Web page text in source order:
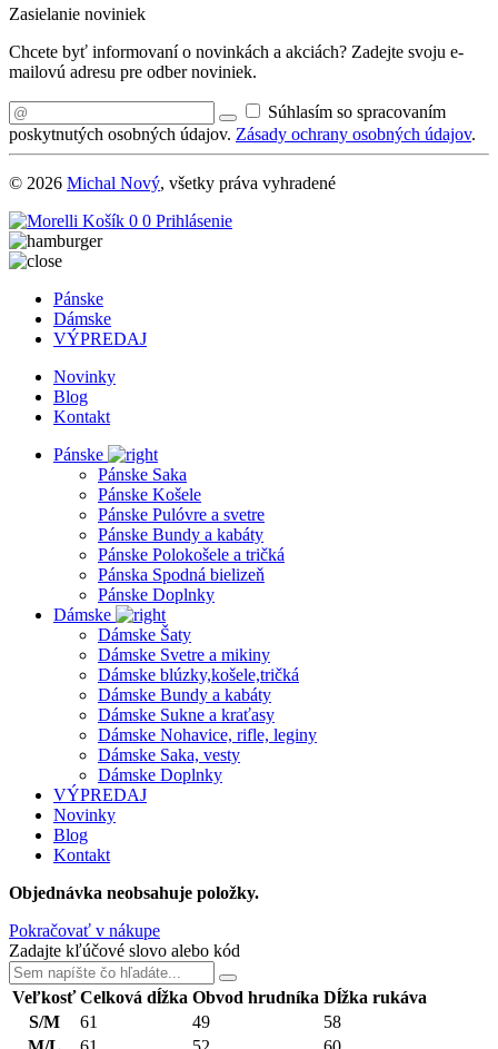
Zasielanie noviniek
Chcete byť informovaní o novinkách a akciách? Zadejte svoju e-
mailovú adresu pre odber noviniek.
Súhlasím so spracovaním
poskytnutých osobných údajov. Zásady ochrany osobných údajov.
© 2026 Michal Nový, všetky práva vyhradené
Košík 0 0 Prihlásenie
Pánske
Dámske
VÝPREDAJ
Novinky
Blog
Kontakt
Pánske
Pánske Saka
Pánske Košele
Pánske Pulóvre a svetre
Pánske Bundy a kabáty
Pánske Polokošele a tričká
Pánska Spodná bielizeň
Pánske Doplnky
Dámske
Dámske Šaty
Dámske Svetre a mikiny
Dámske blúzky,košele,tričká
Dámske Bundy a kabáty
Dámske Sukne a kraťasy
Dámske Nohavice, rifle, leginy
Dámske Saka, vesty
Dámske Doplnky
VÝPREDAJ
Novinky
Blog
Kontakt
Objednávka neobsahuje položky.
Pokračovať v nákupe
Zadajte kľúčové slovo alebo kód
Veľkosť Celková dĺžka Obvod hrudníka Dĺžka rukáva
S/M
61 49
58